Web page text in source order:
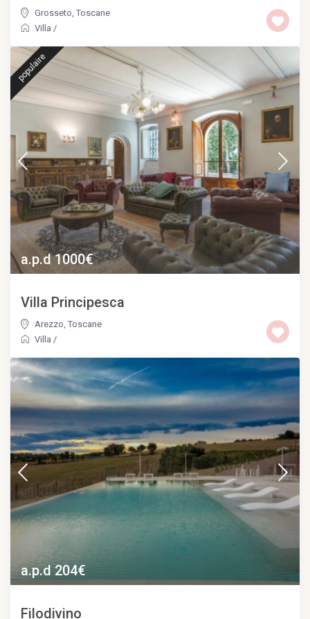
Grosseto ,Toscane
Villa /
a.p.d 1000€
populaire
Villa Principesca
Arezzo ,Toscane
Villa /
a.p.d 204€
Filodivino